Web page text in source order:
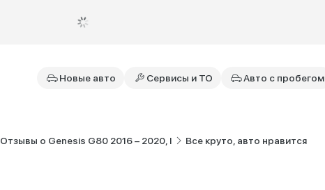
Новые авто Сервисы и ТО Авто с пробегом
Отзывы о Genesis G80 2016 – 2020, I Все круто, авто нравится